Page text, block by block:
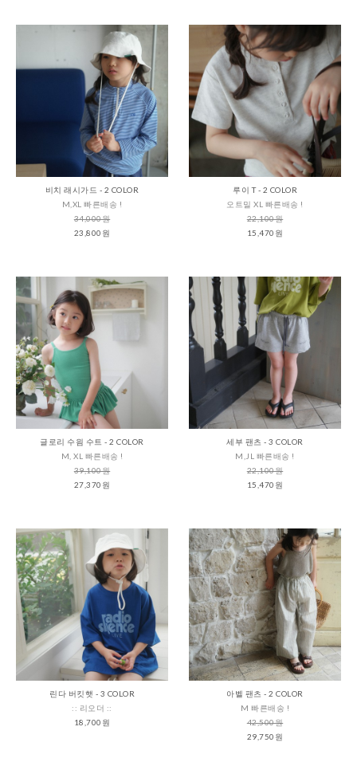
비치 래시가드 - 2 COLOR
M,XL 빠른배송 !
34,000원
23,800원
루이 T - 2 COLOR
오트밀 XL 빠른배송 !
22,100원
15,470원
글로리 수읨 수트 - 2 COLOR
M, XL 빠른배송 !
39,100원
27,370원
세부 팬츠 - 3 COLOR
M,JL 빠른배송 !
22,100원
15,470원
린다 버킷햇 - 3 COLOR
:: 리오더 ::
18,700원
아벨 팬츠 - 2 COLOR
M 빠른배송 !
42,500원
29,750원